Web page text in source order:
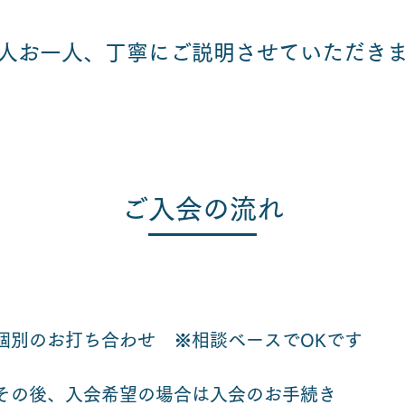
お一人、丁寧にご説明させていただき
​ご入会の流れ​​
別のお打ち合わせ ※相談ベースでOKです
の後、入会希望の場合は入会のお手続き